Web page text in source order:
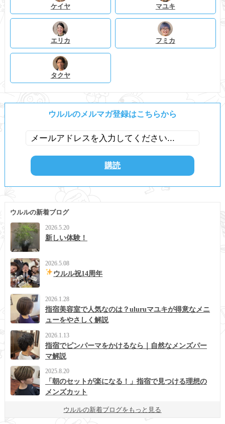
ケイヤ マユキ
エリカ フミカ
タクヤ
ウルルのメルマガ登録はこちらから
ウルルの新着ブログ
2026.5.20
新しい体験！
2026.5.08
ウルル祝14周年
2026.1.28
指宿美容室で人気なのは？uluruマユキが得意なメニ
ューをやさしく解説
2026.1.13
指宿でピンパーマをかけるなら｜自然なメンズパー
マ解説
2025.8.20
「朝のセットが楽になる！」指宿で見つける理想の
メンズカット
ウルルの新着ブログをもっと見る